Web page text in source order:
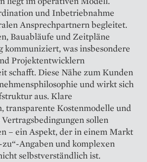
und Inbetriebnahme
Ansprechpartnern begleitet.
Bauabläufe und Zeitpläne
was insbesondere
Projektentwicklern
schafft. Diese Nähe zum Kunden
und wirkt sich
aus. Klare
transparente Kostenmodelle und
sollen
– ein Aspekt, der in einem Markt
Angaben und komplexen
selbstverständlich ist.